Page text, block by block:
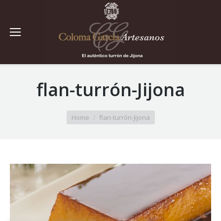
flan-turrón-Jijona
Home flan-turrón-Jijona